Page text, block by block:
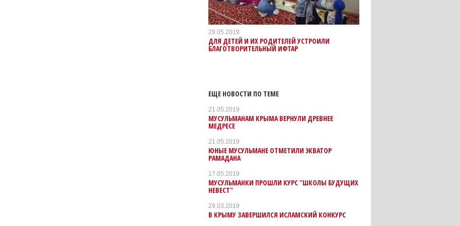
29.05.2019
ДЛЯ ДЕТЕЙ И ИХ РОДИТЕЛЕЙ УСТРОИЛИ
БЛАГОТВОРИТЕЛЬНЫЙ ИФТАР
ЕЩЕ НОВОСТИ ПО ТЕМЕ
21.05.2019
МУСУЛЬМАНАМ КРЫМА ВЕРНУЛИ ДРЕВНЕЕ
МЕДРЕСЕ
21.05.2019
ЮНЫЕ МУСУЛЬМАНЕ ОТМЕТИЛИ ЭКВАТОР
РАМАДАНА
17.05.2019
МУСУЛЬМАНКИ ПРОШЛИ КУРС "ШКОЛЫ БУДУЩИХ
НЕВЕСТ"
29.03.2019
В КРЫМУ ЗАВЕРШИЛСЯ ИСЛАМСКИЙ КОНКУРС